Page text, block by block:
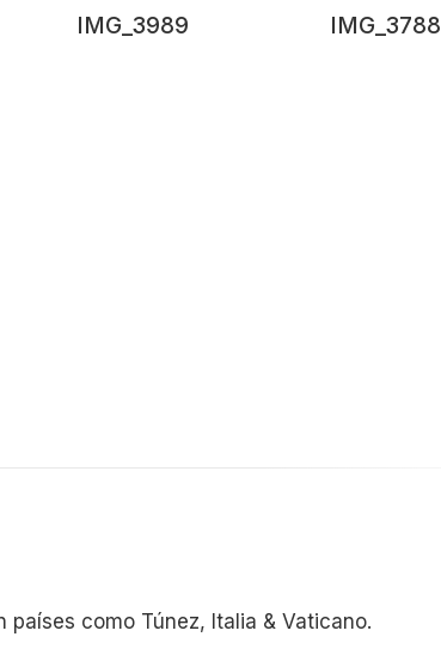
IMG_3989 IMG_3788
como Túnez, Italia & Vaticano.